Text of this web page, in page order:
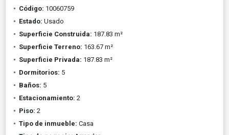
Código: 10060759
Estado: Usado
Superficie Construida: 187.83 m²
Superficie Terreno: 163.67 m²
Superficie Privada: 187.83 m²
Dormitorios: 5
Baños: 5
Estacionamiento: 2
Piso: 2
Tipo de inmueble: Casa